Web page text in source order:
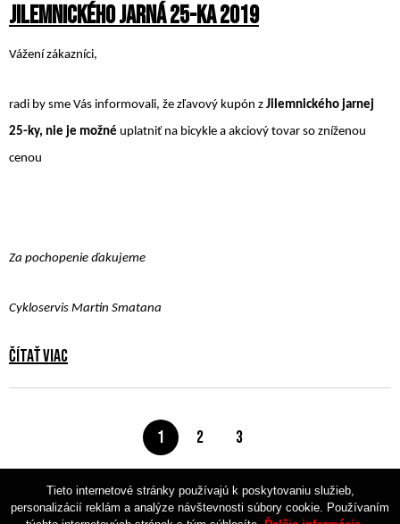
Jilemnického jarná 25-ka 2019
Vážení zákazníci,
radi by sme Vás informovali, že zľavový kupón z Jilemnického jarnej
25-ky, nie je možné uplatniť na bicykle a akciový tovar so zníženou
cenou
Za pochopenie ďakujeme
Cykloservis Martin Smatana
Čítať viac
1 2 3
Tieto internetové stránky používajú k poskytovaniu služieb,
personalizácií reklám a analýze návštevnosti súbory cookie. Používaním